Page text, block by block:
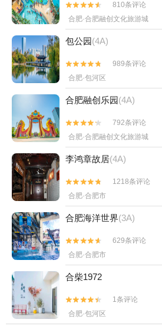


810条评论
合肥·合肥融创文化旅游城
包公园(4A)


989条评论
合肥·包河区
合肥融创乐园(4A)


792条评论
合肥·合肥融创文化旅游城
李鸿章故居(4A)


1218条评论
合肥·合肥市
合肥海洋世界(3A)


629条评论
合肥·合肥市
合柴1972


1条评论
合肥·包河区